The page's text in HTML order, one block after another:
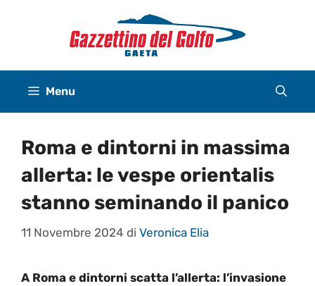
Menu
Roma e dintorni in massima
allerta: le vespe orientalis
stanno seminando il panico
11 Novembre 2024 di Veronica Elia
A Roma e dintorni scatta l’allerta: l’invasione